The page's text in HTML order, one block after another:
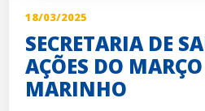
18/03/2025
SECRETARIA DE
AÇÕES DO
MARINHO